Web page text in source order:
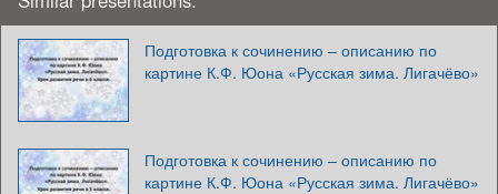
Подготовка к сочинению – описанию по
картине К.Ф. Юона «Русская зима. Лигачёво»
Подготовка к сочинению – описанию по
картине К.Ф. Юона «Русская зима. Лигачёво»